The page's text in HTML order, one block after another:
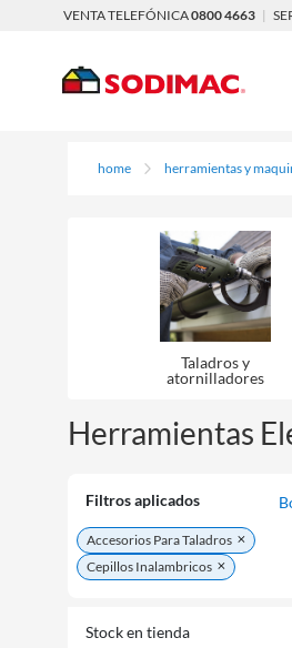
VENTA TELEFÓNICA0800 4663 |
home herramientas y
Taladros y
atornilladores
Herramientas
Filtros aplicados
Accesorios Para Taladros
Cepillos Inalambricos
Stock en tienda